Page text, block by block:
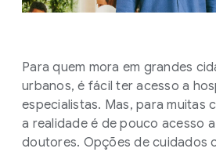
Para quem mora em grandes
urbanos, é fácil ter acesso a
especialistas. Mas, para muitas
a realidade é de pouco acesso
doutores. Opções de cuidados